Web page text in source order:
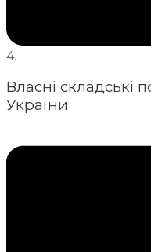
4.
Власні складські
України